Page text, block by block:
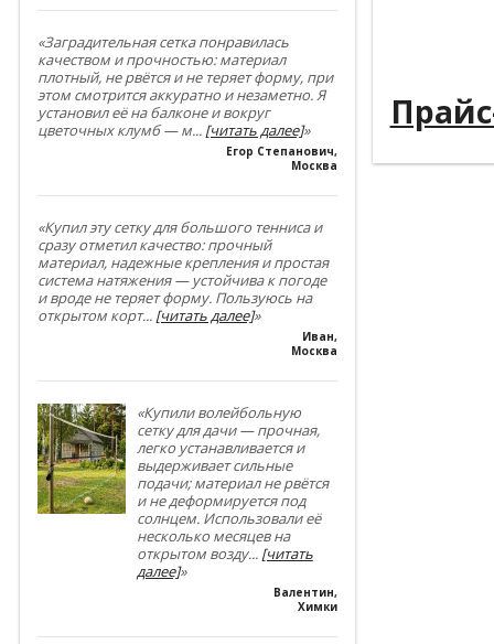
«Заградительная сетка понравилась
качеством и прочностью: материал
плотный, не рвётся и не теряет форму, при
этом смотрится аккуратно и незаметно. Я
установил её на балконе и вокруг
цветочных клумб — м... [читать далее]»
Егор Степанович,
Москва
«Купил эту сетку для большого тенниса и
сразу отметил качество: прочный
материал, надежные крепления и простая
система натяжения — устойчива к погоде
и вроде не теряет форму. Пользуюсь на
открытом корт... [читать далее]»
Иван,
Москва
«Купили волейбольную
сетку для дачи — прочная,
легко устанавливается и
выдерживает сильные
подачи; материал не рвётся
и не деформируется под
солнцем. Использовали её
несколько месяцев на
открытом возду... [читать
далее]»
Валентин,
Химки